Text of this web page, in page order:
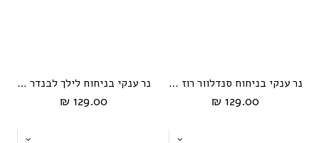
נר ענקי בניחוח סנדלוור רוז מבית HIKARI
129.00 ₪
נר ענקי בניחוח לילך לבנדר מבית HIKARI
129.00 ₪